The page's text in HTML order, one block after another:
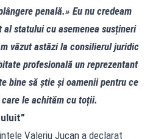
penală.» Eu nu credeam
al statului cu asemenea susțineri
văzut astăzi la consilierul juridic
profesională un reprezentant
bine să știe și oamenii pentru ce
le achităm cu toții.
Valeriu Jucan a declarat